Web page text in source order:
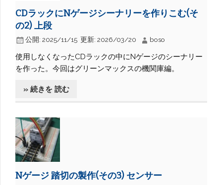
CDラックにNゲージシーナリーを作りこむ(そ
の2) 上段
公開: 2025/11/15 更新: 2026/03/20 boso
使用しなくなったCDラックの中にNゲージのシーナリー
を作った。今回はグリーンマックスの機関庫編。
» 続きを 読む
Nゲージ 踏切の製作(その3) センサー